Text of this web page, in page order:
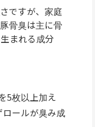
ですが、家庭
骨臭は主に骨
まれる成分
5枚以上加え
ールが臭み成